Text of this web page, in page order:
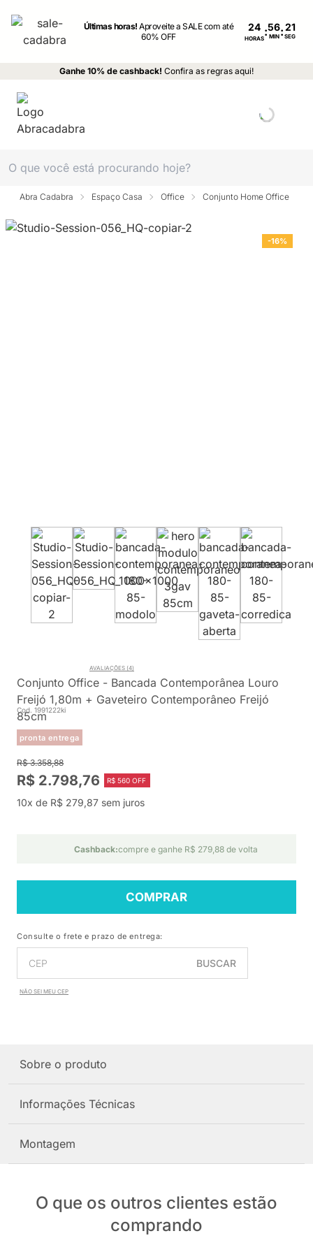
Últimas horas!Aproveite a SALE com até
60% OFF
24
HORAS: MIN : SEG
Ganhe 10% de cashback! Confira as regras aqui!
Abra Cadabra Espaço Casa Office Conjunto Home Office
-16%
Conjunto Office - Bancada Contemporânea Louro
Freijó 1,80m + Gaveteiro Contemporâneo Freijó
85cm
Cod. 1991222ki
pronta entrega
AVALIAÇÕES (4)
R$ 3.358,88
R$ 2.798,76 R$ 560 OFF
10x de R$ 279,87 sem juros
Cashback:compre e ganhe R$ 279,88 de volta
COMPRAR
Consulte o frete e prazo de entrega:
BUSCAR
NÃO SEI MEU CEP
Sobre o produto
Informações Técnicas
Montagem
O que os outros clientes estão
comprando